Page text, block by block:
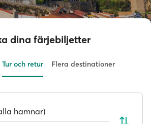
dina färjebiljetter
Tur och retur Flera destinationer